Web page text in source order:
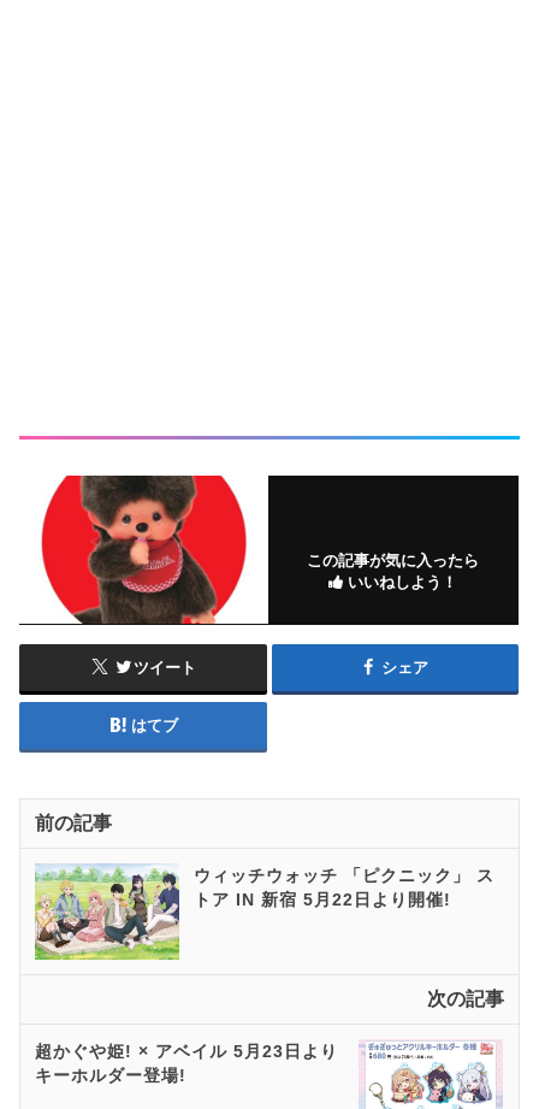
この記事が気に入ったら
いいねしよう！
ツイート シェア
はてブ
前の記事
ウィッチウォッチ 「ピクニック」 ス
トア IN 新宿 5月22日より開催!
次の記事
超かぐや姫! × アベイル 5月23日より
キーホルダー登場!